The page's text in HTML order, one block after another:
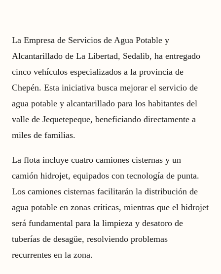
La Empresa de Servicios de Agua Potable y
Alcantarillado de La Libertad, Sedalib, ha entregado
cinco vehículos especializados a la provincia de
Chepén. Esta iniciativa busca mejorar el servicio de
agua potable y alcantarillado para los habitantes del
valle de Jequetepeque, beneficiando directamente a
miles de familias.
La flota incluye cuatro camiones cisternas y un
camión hidrojet, equipados con tecnología de punta.
Los camiones cisternas facilitarán la distribución de
agua potable en zonas críticas, mientras que el hidrojet
será fundamental para la limpieza y desatoro de
tuberías de desagüe, resolviendo problemas
recurrentes en la zona.